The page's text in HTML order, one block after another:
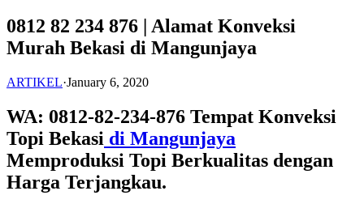
0812 82 234 876 | Alamat Konveksi
Murah Bekasi di Mangunjaya
ARTIKEL·January 6, 2020
WA: 0812-82-234-876 Tempat Konveksi
Topi Bekasi di Mangunjaya
Memproduksi Topi Berkualitas dengan
Harga Terjangkau.